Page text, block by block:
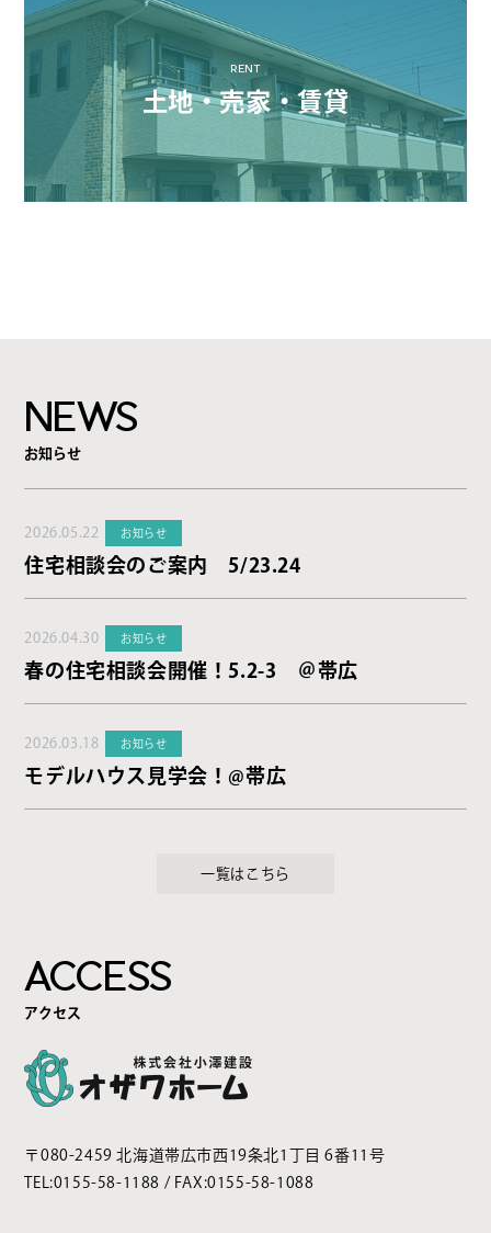
RENT
土地・売家・賃貸
NEWS
お知らせ
2026.05.22 お知らせ
住宅相談会のご案内 5/23.24
2026.04.30 お知らせ
春の住宅相談会開催！5.2-3 ＠帯広
2026.03.18 お知らせ
モデルハウス見学会！@帯広
一覧はこちら
ACCESS
アクセス
〒080-2459 北海道帯広市西19条北1丁目 6番11号
TEL:0155-58-1188 / FAX:0155-58-1088